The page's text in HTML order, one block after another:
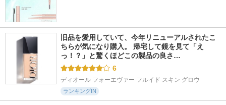
旧品を愛用していて、今年リニューアルされたこ
ちらが気になり購入。 帰宅して鏡を見て「え
っ！？」と驚くほどこの製品の良さ…
6
ディオール フォーエヴァー フルイド スキン グロウ
ランキングIN